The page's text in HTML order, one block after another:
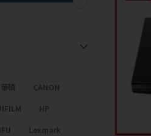
碩 CANON
HP
Lexmark